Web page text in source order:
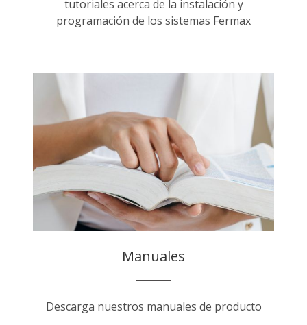
tutoriales acerca de la instalación y
programación de los sistemas Fermax
Manuales
Descarga nuestros manuales de producto